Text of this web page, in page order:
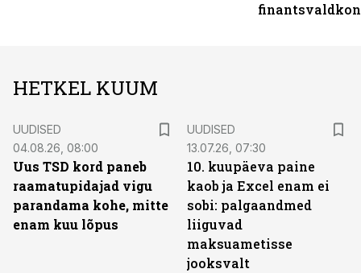
HETKEL KUUM
UUDISED
04.08.26, 08:00
Uus TSD kord paneb
raamatupidajad vigu
parandama kohe, mitte
enam kuu lõpus
UUDISED
13.07.26, 07:30
10. kuupäeva paine
kaob ja Excel enam ei
sobi: palgaandmed
liiguvad
maksuametisse
jooksvalt